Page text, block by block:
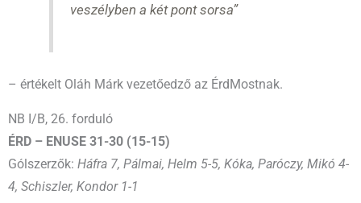
veszélyben a két pont sorsa”
– értékelt Oláh Márk vezetőedző az ÉrdMostnak.
NB I/B, 26. forduló
ÉRD – ENUSE 31-30 (15-15)
Gólszerzők: Háfra 7, Pálmai, Helm 5-5, Kóka, Paróczy, Mikó 4-
4, Schiszler, Kondor 1-1